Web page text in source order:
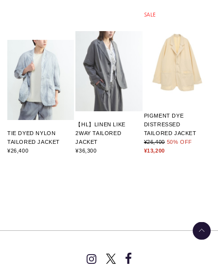
TIE DYED NYLON
TAILORED JACKET
¥26,400
【HL】LINEN LIKE
2WAY TAILORED
JACKET
¥36,300
SALE
PIGMENT DYE
DISTRESSED
TAILORED JACKET
¥26,400 50% OFF
¥13,200